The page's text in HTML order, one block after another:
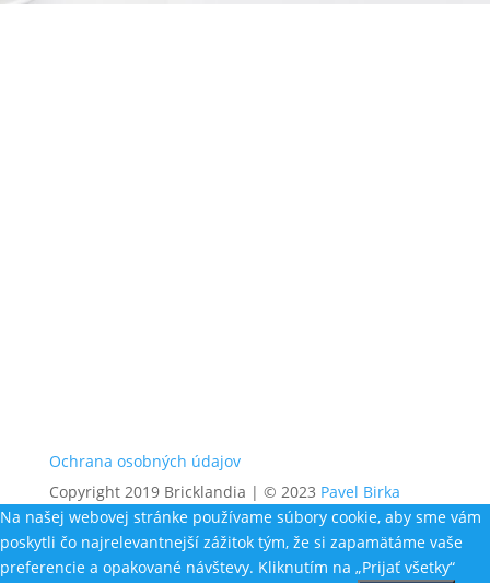
Ochrana osobných údajov
Copyright 2019 Bricklandia | © 2023 Pavel Birka
Na našej webovej stránke používame súbory cookie, aby sme vám
poskytli čo najrelevantnejší zážitok tým, že si zapamätáme vaše
preferencie a opakované návštevy. Kliknutím na „Prijať všetky“